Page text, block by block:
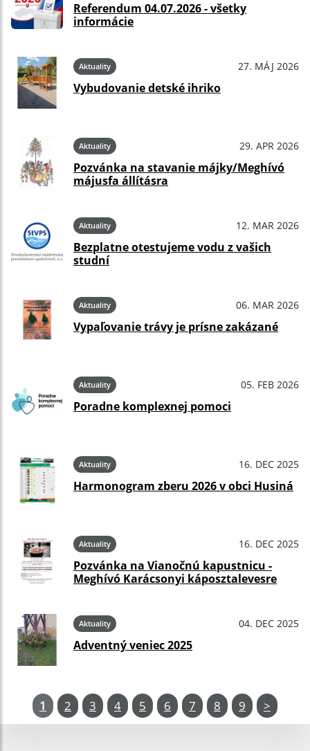
Referendum 04.07.2026 - všetky
informácie
Aktuality 27. MÁJ 2026
Vybudovanie detské ihriko
Aktuality 29. APR 2026
Pozvánka na stavanie májky/Meghívó
májusfa állításra
Aktuality 12. MAR 2026
Bezplatne otestujeme vodu z vašich
studní
Aktuality 06. MAR 2026
Vypaľovanie trávy je prísne zakázané
Aktuality 05. FEB 2026
Poradne komplexnej pomoci
Aktuality 16. DEC 2025
Harmonogram zberu 2026 v obci Husiná
Aktuality 16. DEC 2025
Pozvánka na Vianočnú kapustnicu -
Meghívó Karácsonyi káposztalevesre
Aktuality 04. DEC 2025
Adventný veniec 2025
1 2 3 4 5 6 7 8 9 >